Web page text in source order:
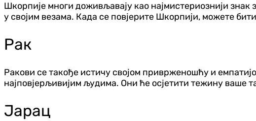
Шкорпије многи доживљавају као најмистериознији
у својим везама. Када се повјерите Шкорпији, можете
Рак
Ракови се такође истичу својом приврженошћу и
најповјерљивијим људима. Они ће осјетити тежину ваше
Јарац